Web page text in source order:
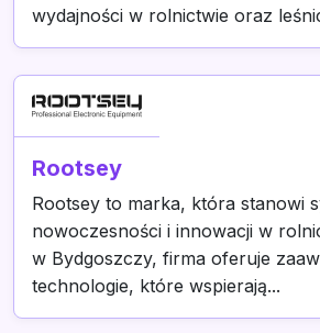
wydajności w rolnictwie oraz
Rootsey
Rootsey to marka, która stanowi
nowoczesności i innowacji w
w Bydgoszczy, firma oferuje
technologie, które wspierają...